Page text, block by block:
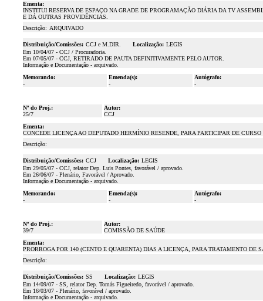
Ementa:
INSTITUI RESERVA DE ESPAÇO NA GRADE DE PROGRAMAÇÃO DIÁRIA DA TV
E DÁ OUTRAS PROVIDÊNCIAS.
Descrição: ARQUIVADO
Distribuição/Comissões: CCJ e M.DIR. Localização: LEGIS
Em 10/04/07 - CCJ / Procuradoria.
Em 07/05/07 - CCJ, RETIRADO DE PAUTA DEFINITIVAMENTE PELO AUTOR.
Informação e Documentação - arquivado.
Memorando:
-
Emenda(s):
-
Autógrafo:
-
Nº do Proj.:
25/7
Autor:
CCJ
Ementa:
CONCEDE LICENÇA AO DEPUTADO HERMÍNIO RESENDE, PARA PARTICIPAR DE
Descrição:
Distribuição/Comissões: CCJ Localização: LEGIS
Em 29/05/07 - CCJ, relator Dep. Luis Pontes, favorável / aprovado.
Em 26/06/07 - Plenário, Favorável / Aprovado.
Informação e Documentação - arquivado.
Memorando:
-
Emenda(s):
-
Autógrafo:
-
Nº do Proj.:
39/7
Autor:
COMISSÃO DE SAÚDE
Ementa:
PRORROGA POR 140 (CENTO E QUARENTA) DIAS A LICENÇA, PARA TRATAMENTO DE
Descrição:
Distribuição/Comissões: SS Localização: LEGIS
Em 14/09/07 - SS, relator Dep. Tomás Figueiredo, favorável / aprovado.
Em 16/03/07 - Plenário, favorável / aprovado.
Informação e Documentação - arquivado.